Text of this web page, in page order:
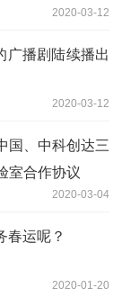
2020-03-12
广播剧陆续播出
2020-03-12
国、中科创达三
室合作协议
2020-03-04
春运呢？
2020-01-20